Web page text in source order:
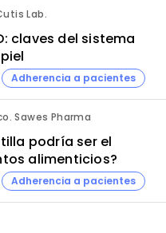
Lab.
claves del sistema
Adherencia a pacientes
Sawes Pharma
podría ser el
alimenticios?
Adherencia a pacientes